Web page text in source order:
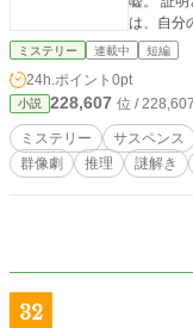
は、自分
した男と、
ます。
ミステリー 連載中 短編
24h.ポイント 0pt
小説 228,607 位 /
ミステリー サスペンス
群像劇
推理 謎解き
32